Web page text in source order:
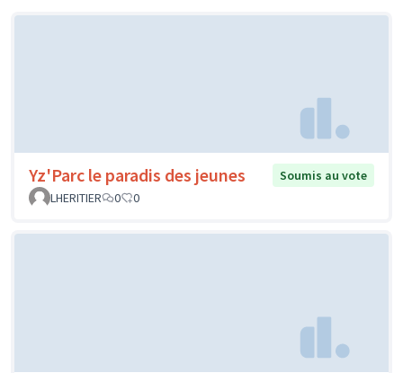
Yz'Parc le paradis des jeunes
Soumis au vote
LHERITIER
0 0